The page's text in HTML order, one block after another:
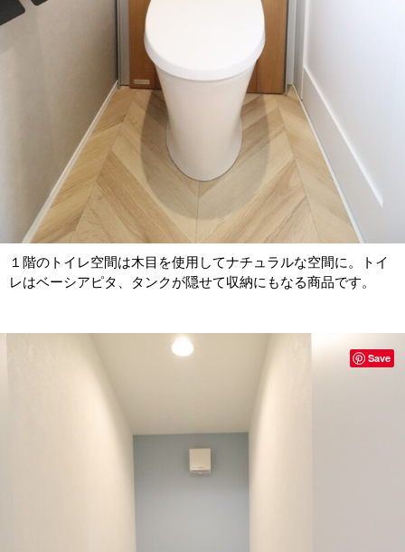
１階のトイレ空間は木目を使用してナチュラルな空間に。トイ
レはベーシアピタ、タンクが隠せて収納にもなる商品です。
Save